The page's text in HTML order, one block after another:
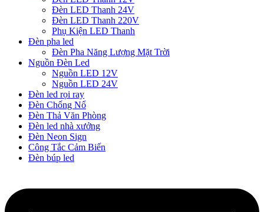
Đèn LED Thanh 24V
Đèn LED Thanh 220V
Phụ Kiện LED Thanh
Đèn pha led
Đèn Pha Năng Lượng Mặt Trời
Nguồn Đèn Led
Nguồn LED 12V
Nguồn LED 24V
Đèn led rọi ray
Đèn Chống Nổ
Đèn Thả Văn Phòng
Đèn led nhà xưởng
Đèn Neon Sign
Công Tắc Cảm Biến
Đèn búp led